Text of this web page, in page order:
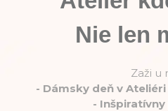
Nie len
Zaži u
- Dámsky deň v Ateliéri
-